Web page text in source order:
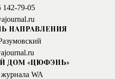
142-79-05
НАПРАВЛЕНИЯ
ДОМ «ЦЮФЭНЬ»
WA